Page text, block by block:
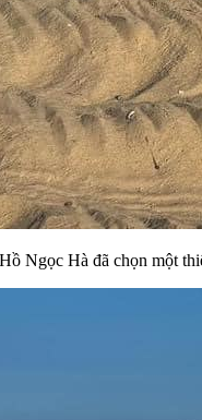
Ngọc Hà đã chọn một